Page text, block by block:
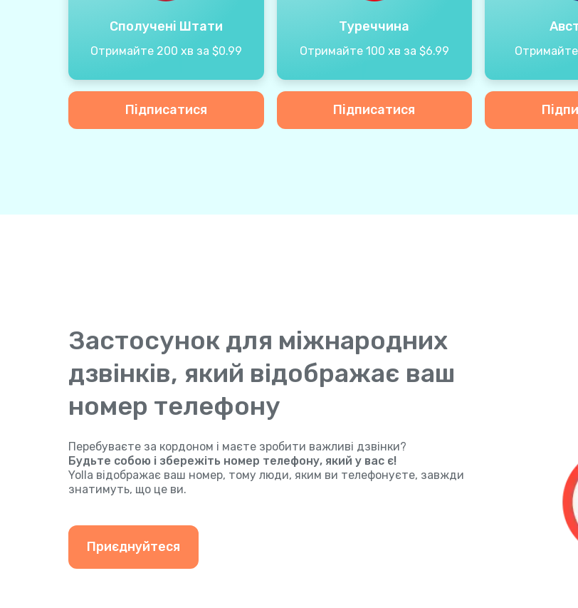
Сполучені Штати
Отримайте 200 хв за $0.99
Підписатися
Туреччина
Отримайте 100 хв за $6.99
Підписатися
Застосунок для міжнародних
дзвінків, який відображає ваш
номер телефону
Перебуваєте за кордоном і маєте зробити важливі дзвінки?
Будьте собою і збережіть номер телефону, який у вас є!
Yolla відображає ваш номер, тому люди, яким ви телефонуєте, завжди
знатимуть, що це ви.
Приєднуйтеся